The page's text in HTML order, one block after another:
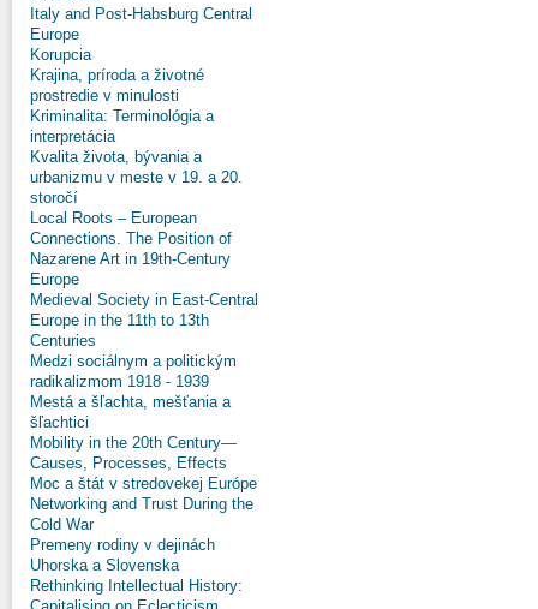
Italy and Post-Habsburg Central
Europe
Korupcia
Krajina, príroda a životné
prostredie v minulosti
Kriminalita: Terminológia a
interpretácia
Kvalita života, bývania a
urbanizmu v meste v 19. a 20.
storočí
Local Roots – European
Connections. The Position of
Nazarene Art in 19th-Century
Europe
Medieval Society in East-Central
Europe in the 11th to 13th
Centuries
Medzi sociálnym a politickým
radikalizmom 1918 - 1939
Mestá a šľachta, mešťania a
šľachtici
Mobility in the 20th Century—
Causes, Processes, Effects
Moc a štát v stredovekej Európe
Networking and Trust During the
Cold War
Premeny rodiny v dejinách
Uhorska a Slovenska
Rethinking Intellectual History: